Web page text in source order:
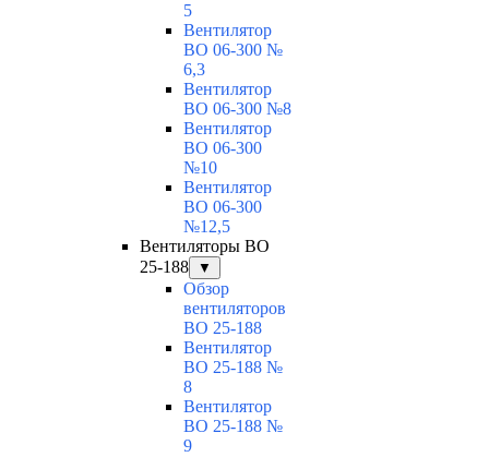
5
Вентилятор
ВО 06-300 №
6,3
Вентилятор
ВО 06-300 №8
Вентилятор
ВО 06-300
№10
Вентилятор
ВО 06-300
№12,5
Вентиляторы ВО
25-188
▼
Обзор
вентиляторов
ВО 25-188
Вентилятор
ВО 25-188 №
8
Вентилятор
ВО 25-188 №
9